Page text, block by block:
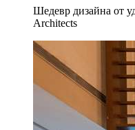
Шедевр дизайна от
Architects